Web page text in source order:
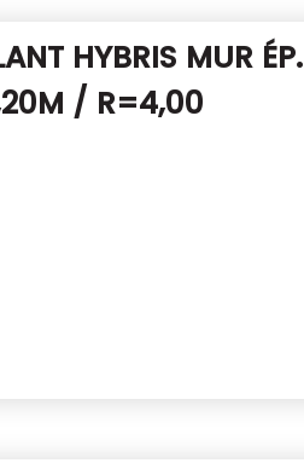
HYBRIS MUR ÉP.
/ R=4,00